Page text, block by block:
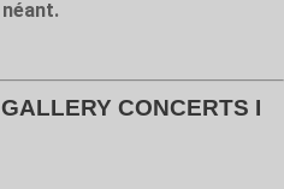
CONCERTS I